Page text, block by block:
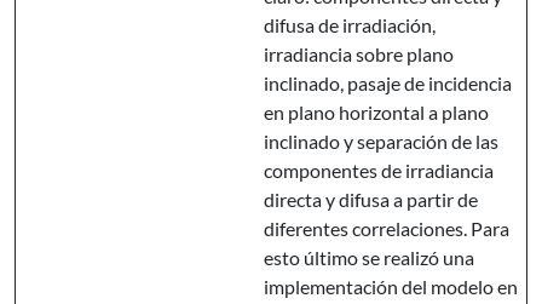
difusa de irradiación,
irradiancia sobre plano
inclinado, pasaje de incidencia
en plano horizontal a plano
inclinado y separación de las
componentes de irradiancia
directa y difusa a partir de
diferentes correlaciones. Para
esto último se realizó una
implementación del modelo en